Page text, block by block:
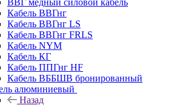
Кабель ВВГнг
Кабель ВВГнг LS
Кабель ВВГнг FRLS
Кабель NYM
Кабель КГ
Кабель ППГнг HF
Кабель ВББШВ бронированный
алюминиевый
Назад